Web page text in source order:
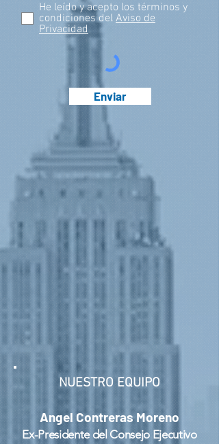
He leído y acepto los términos y
condiciones del Aviso de
Privacidad
Enviar
NUESTRO EQUIPO
Angel Contreras Moreno
Ex-Presidente del Consejo Ejecutivo